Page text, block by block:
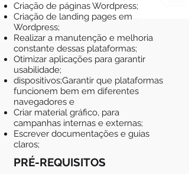
Criação de páginas Wordpress;
Criação de landing pages em
Wordpress;
Realizar a manutenção e melhoria
constante dessas plataformas;
Otimizar aplicações para garantir
usabilidade;
dispositivos;Garantir que plataformas
funcionem bem em diferentes
navegadores e
Criar material gráfico, para
campanhas internas e externas;
Escrever documentações e guias
claros;
PRÉ-REQUISITOS